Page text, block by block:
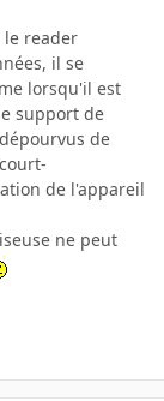
reader
il se
lorsqu'il est
support de
de
de l'appareil
ne peut